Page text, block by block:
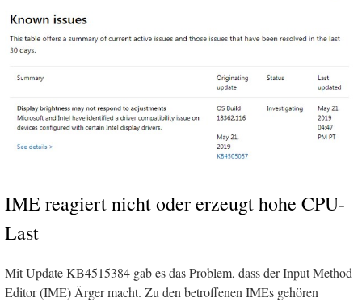
IME reagiert nicht oder erzeugt hohe CPU-
Last
Mit Update KB4515384 gab es das Problem, dass der Input Method
Editor (IME) Ärger macht. Zu den betroffenen IMEs gehören